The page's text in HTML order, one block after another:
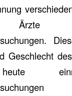
Ärzte
Geschlecht